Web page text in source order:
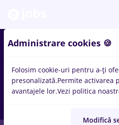
Administrare cookies 🍪
Folosim cookie-uri pentru a-ți
presonalizată.Permite activarea
avantajele lor.Vezi politica
Modifică